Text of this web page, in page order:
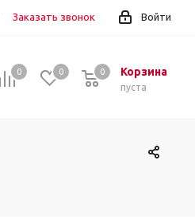
Войти
Заказать звонок
0 0 Корзина
пуста
0